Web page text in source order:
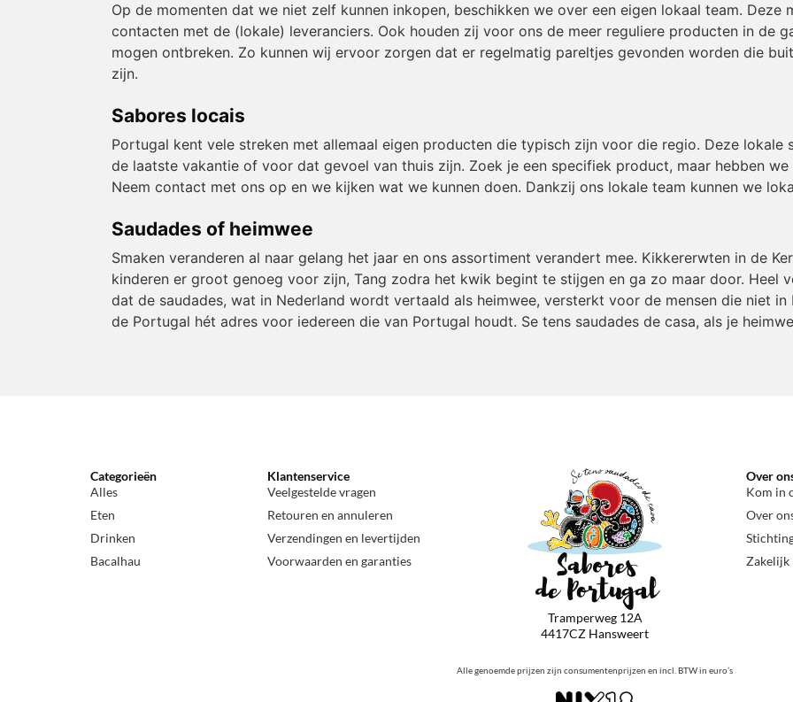
Op de momenten dat we niet zelf kunnen inkopen, beschikken we over een eigen lokaal team. Deze
contacten met de (lokale) leveranciers. Ook houden zij voor ons de meer reguliere producten in de
mogen ontbreken. Zo kunnen wij ervoor zorgen dat er regelmatig pareltjes gevonden worden die
zijn.
Sabores locais
Portugal kent vele streken met allemaal eigen producten die typisch zijn voor die regio. Deze lokale
de laatste vakantie of voor dat gevoel van thuis zijn. Zoek je een specifiek product, maar hebben
Neem contact met ons op en we kijken wat we kunnen doen. Dankzij ons lokale team kunnen we
Saudades of heimwee
Smaken veranderen al naar gelang het jaar en ons assortiment verandert mee. Kikkererwten in de
kinderen er groot genoeg voor zijn, Tang zodra het kwik begint te stijgen en ga zo maar door. Heel
dat de saudades, wat in Nederland wordt vertaald als heimwee, versterkt voor de mensen die niet
de Portugal hét adres voor iedereen die van Portugal houdt. Se tens saudades de casa, als je
Categorieën
Alles
Eten
Drinken
Bacalhau
Klantenservice
Veelgestelde vragen
Retouren en annuleren
Verzendingen en levertijden
Voorwaarden en garanties
Tramperweg 12A
4417CZ Hansweert
Alle genoemde prijzen zijn consumentenprijzen en incl. BTW in euro’s
Over
Kom in
Over
Zakelijk